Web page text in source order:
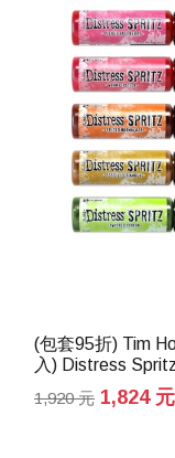
(包套95折) Tim
入) Distress
1,920 元 1,824 元